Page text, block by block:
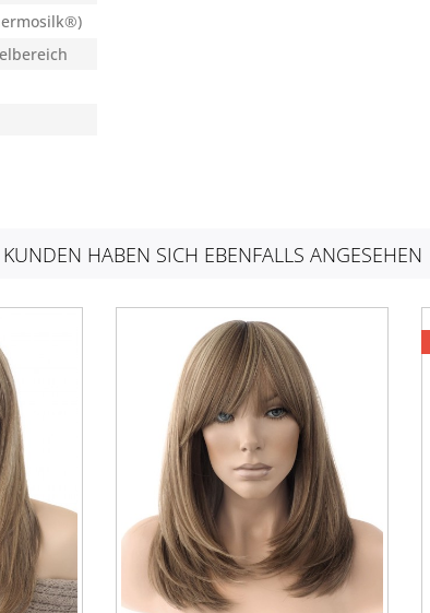
KUNDEN HABEN SICH EBENFALLS ANGESEHEN